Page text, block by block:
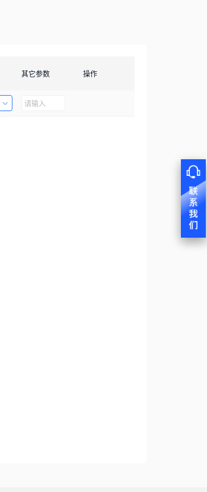
其它参数 操作